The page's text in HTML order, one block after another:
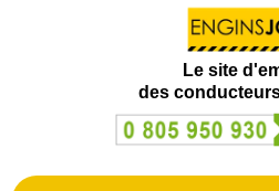
Le site
des